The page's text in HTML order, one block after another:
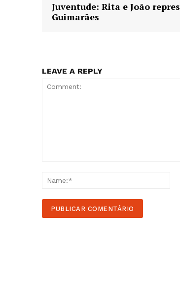
Juventude: Rita e João
Guimarães
LEAVE A REPLY